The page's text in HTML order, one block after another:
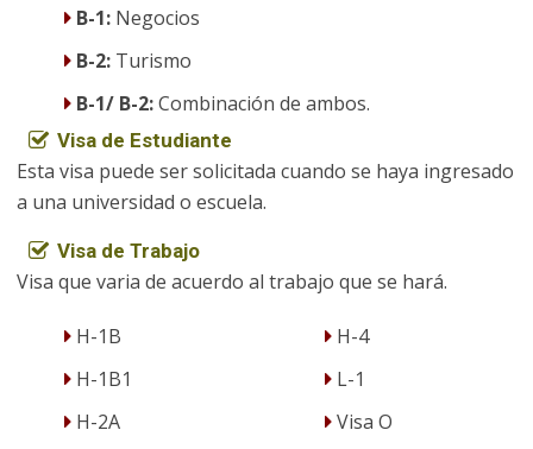
B-1: Negocios
B-2: Turismo
B-1/ B-2:Combinación de ambos.
Visa de Estudiante
Esta visa puede ser solicitada cuando se haya ingresado
a una universidad o escuela.
Visa de Trabajo
Visa que varia de acuerdo al trabajo que se hará.
H-1B
H-1B1
H-2A
H-4
L-1
Visa O